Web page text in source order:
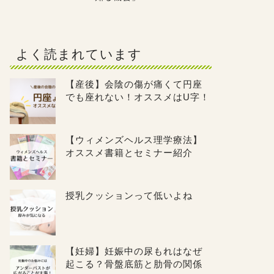
よく読まれています
【産後】会陰の傷が痛くて円座
でも座れない！オススメはU字！
【ウィメンズヘルス理学療法】
オススメ書籍とセミナー紹介
授乳クッションって低いよね
【妊婦】妊娠中の尿もれはなぜ
起こる？骨盤底筋と肋骨の関係